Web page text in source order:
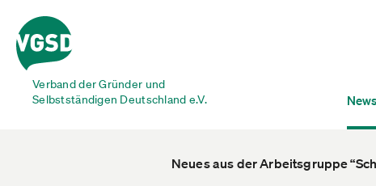
Verband der Gründer und
Selbstständigen Deutschland e.V.
News
Neues aus der Arbeitsgruppe